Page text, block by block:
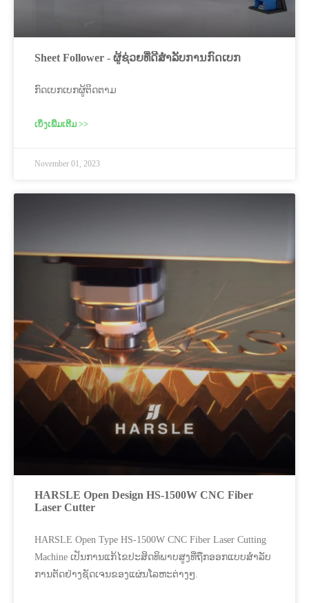
Sheet Follower - ຜູ້ຊ່ວຍທີ່ດີສໍາລັບການກົດເບກ
ກົດເບກເບກຜູ້ຕິດຕາມ
ເບິ່ງເພີ່ມເຕີມ >>
November 01, 2023
HARSLE Open Design HS-1500W CNC Fiber
Laser Cutter
HARSLE Open Type HS-1500W CNC Fiber Laser Cutting
Machine ​ເປັນ​ການ​ແກ້​ໄຂ​ປະ​ສິດ​ທິ​ພາບ​ສູງ​ທີ່​ຖືກ​ອອກ​ແບບ​ສໍາ​ລັບ​
ການ​ຕັດ​ຢ່າງ​ຊັດ​ເຈນ​ຂອງ​ແຜ່ນ​ໂລ​ຫະ​ຕ່າງໆ​.